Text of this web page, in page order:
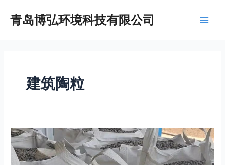
青岛博弘环境科技有限公司
建筑陶粒
建
筑
陶